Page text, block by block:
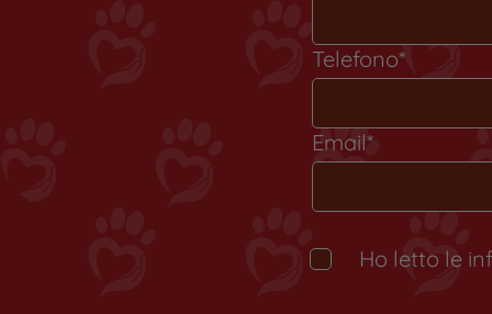
Telefono*
Email*
Ho letto le